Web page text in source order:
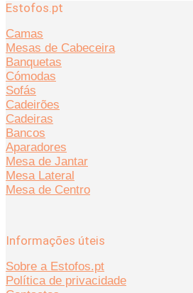
Estofos.pt
Camas
Mesas de Cabeceira
Banquetas
Cómodas
Sofás
Cadeirões
Cadeiras
Bancos
Aparadores
Mesa de Jantar
Mesa Lateral
Mesa de Centro
Informações úteis
Sobre a Estofos.pt
Política de privacidade